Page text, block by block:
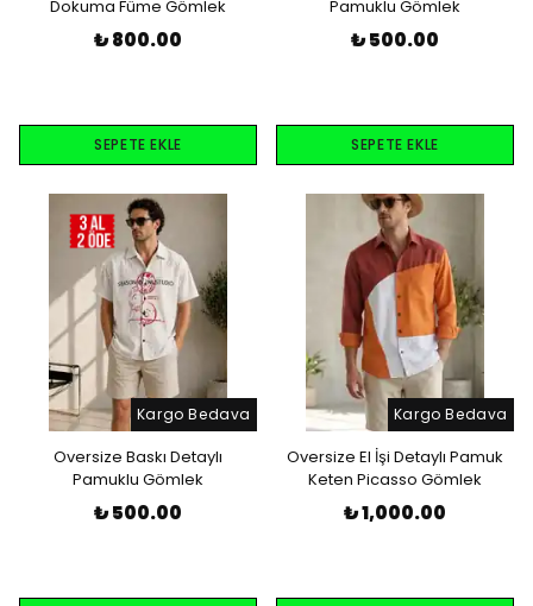
Dokuma Füme Gömlek
₺ 800.00
SEPETE EKLE
Pamuklu Gömlek
₺ 500.00
SEPETE EKLE
Kargo Bedava
Oversize Baskı Detaylı
Pamuklu Gömlek
₺ 500.00
Kargo Bedava
Oversize El İşi Detaylı Pamuk
Keten Picasso Gömlek
₺ 1,000.00